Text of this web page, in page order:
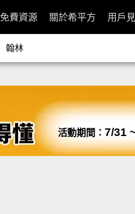
免費資源 關於希平方 用戶
翰林
活動期間： 7/31